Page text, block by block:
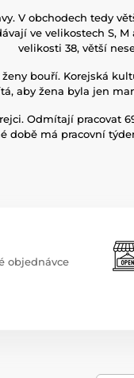
V obchodech tedy
ve velikostech S,
velikosti 38, větší
bouří. Korejská
aby žena byla jen
Odmítají pracovat
době má pracovní
objednávce